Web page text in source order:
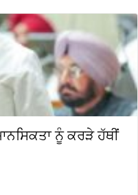
ਨੂੰ ਕਰੜੇ ਹੱਥੀਂ